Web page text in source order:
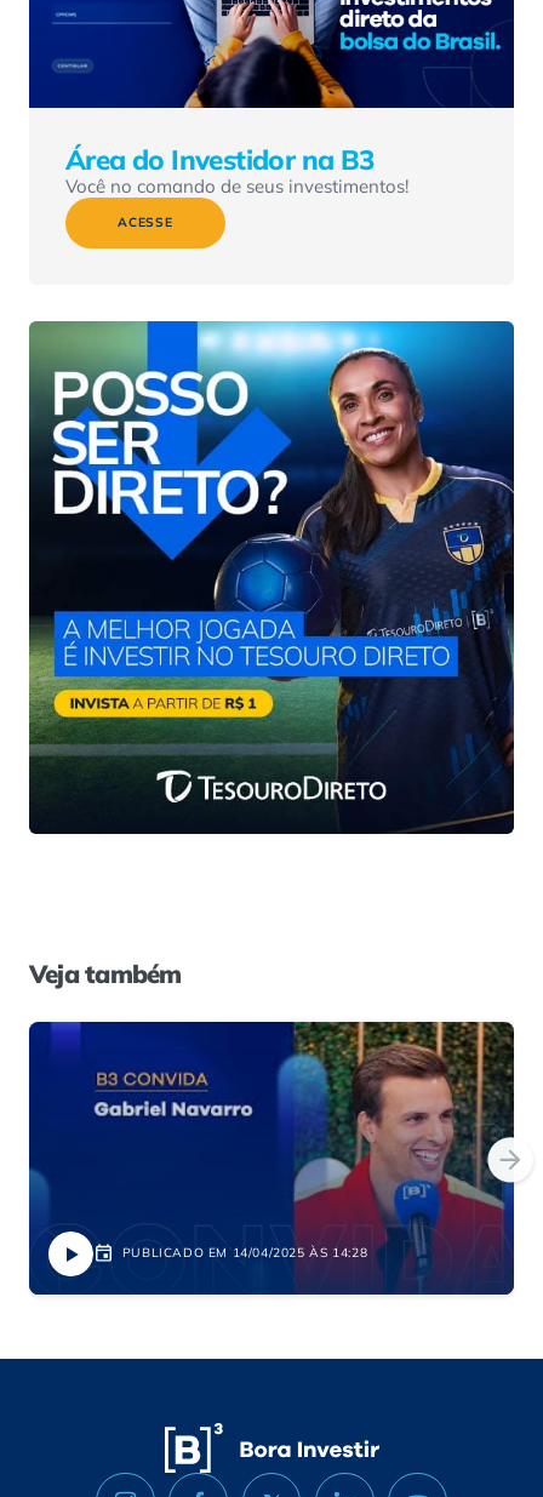
Área do Investidor na B3
Você no comando de seus investimentos!
ACESSE
Veja também
PUBLICADO EM 14/04/2025 ÀS 14:28